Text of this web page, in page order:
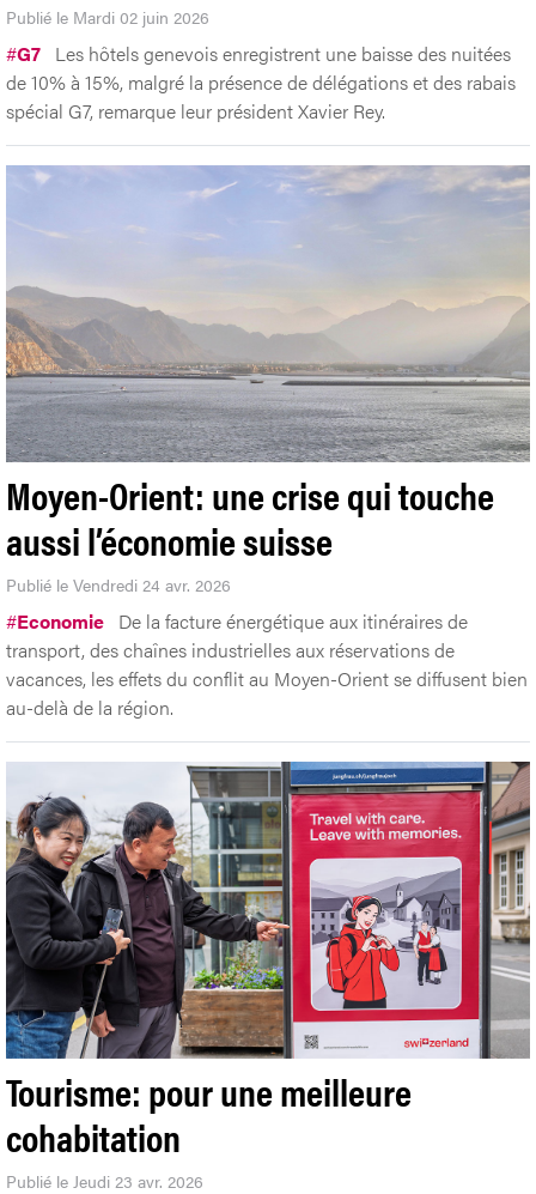
Publié le Mardi 02 juin 2026
#G7 Les hôtels genevois enregistrent une baisse des nuitées
de 10% à 15%, malgré la présence de délégations et des rabais
spécial G7, remarque leur président Xavier Rey.
Moyen-Orient: une crise qui touche
aussi l’économie suisse
Publié le Vendredi 24 avr. 2026
#Economie De la facture énergétique aux itinéraires de
transport, des chaînes industrielles aux réservations de
vacances, les effets du conflit au Moyen-Orient se diffusent bien
au-delà de la région.
Tourisme: pour une meilleure
cohabitation
Publié le Jeudi 23 avr. 2026